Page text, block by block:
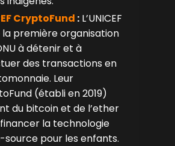
CryptoFund : L’UNICEF
première organisation
à détenir et à
des transactions en
Leur
(établi en 2019)
du bitcoin et de l’ether
la technologie
source pour les enfants.